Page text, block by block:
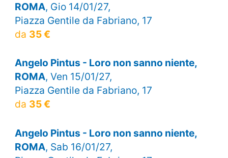
ROMA, Gio 14/01/27,
Piazza Gentile da Fabriano, 17
da 35 €
Angelo Pintus - Loro non sanno niente,
ROMA, Ven 15/01/27,
Piazza Gentile da Fabriano, 17
da 35 €
Angelo Pintus - Loro non sanno niente,
ROMA, Sab 16/01/27,